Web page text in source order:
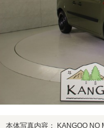
本体写真内容：
KANGOO NO